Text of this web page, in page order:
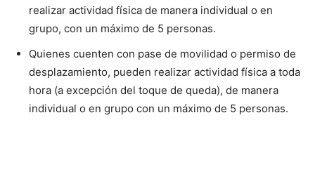
realizar actividad física de manera individual o en
grupo, con un máximo de 5 personas.
Quienes cuenten con pase de movilidad o permiso de
desplazamiento, pueden realizar actividad física a toda
hora (a excepción del toque de queda), de manera
individual o en grupo con un máximo de 5 personas.